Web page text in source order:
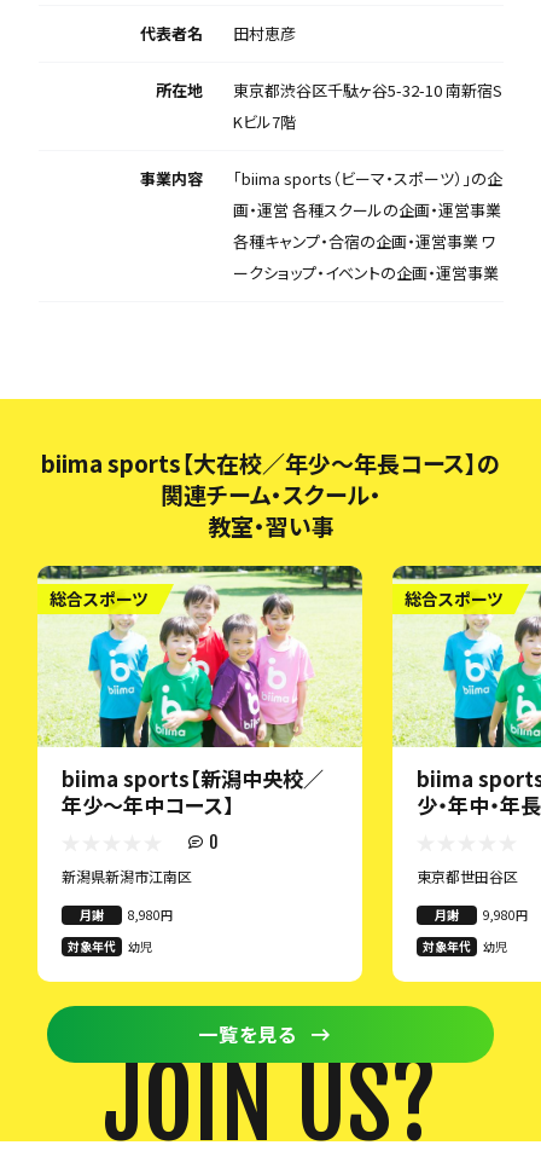
代表者名 田村恵彦
所在地
東京都渋谷区千駄ヶ谷5-32-10 南新宿S
Kビル7階
事業内容
「biima sports（ビーマ・スポーツ）」の企
画・運営 各種スクールの企画・運営事業
各種キャンプ・合宿の企画・運営事業 ワ
ークショップ・イベントの企画・運営事業
biima sports【大在校／年少～年長コース】の
関連チーム・スクール・
教室・習い事
総合スポーツ
biima sports【新潟中央校／
年少〜年中コース】
0
新潟県新潟市江南区
月謝
8,980円
対象年代
幼児
総合スポーツ
biima sports
少・年中・年
東京都世田谷区
月謝
9,980円
対象年代
幼児
一覧を見る
JOIN US?